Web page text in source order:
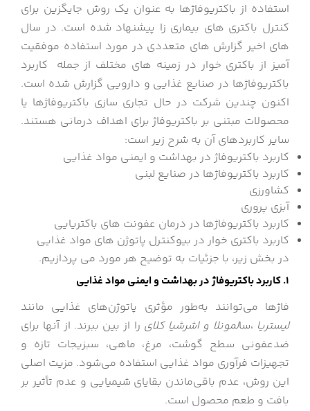
استفاده از باکتریوفاژها به عنوان یک روش جایگزین برای
کنترل باکتری های بیماری زا پیشنهاد شده است. در سال
های اخیر گزارش های متعددی در مورد استفاده موفقیت
آمیز از باکتری خوار در زمینه های مختلف از جمله کاربرد
باکتریوفاژها در صنایع غذایی و دارویی گزارش شده است.
اکنون چندین شرکت در حال تجاری سازی باکتریوفاژها یا
محصولات مبتنی بر باکتریوفاژ برای اهداف درمانی هستند.
سایر کاربردهای آن به شرح زیر است:
کاربرد باکتریوفاژ در بهداشت و ایمنی مواد غذایی
کاربرد باکتریوفاژها در صنایع لبنی
کشاورزی
آبزی پروری
کاربرد باکتریوفاژها در درمان عفونت های باکتریایی
کاربرد باکتری خوار در بیوکنترل پاتوژن های مواد غذایی
در بخش زیر، با جزئیات به توضیح هر مورد می پردازیم.
۱. کاربرد باکتریوفاژ در بهداشت و ایمنی مواد غذایی
فاژها می‌توانند به‌طور مؤثری پاتوژن‌های غذایی مانند
لیستریا ،سالمونلا واشرشیا کلای را از بین ببرند. از آنها برای
ضدعفونی سطح گوشت، مرغ، ماهی، سبزیجات تازه و
تجهیزات فرآوری مواد غذایی استفاده می‌شود. مزیت اصلی
این روش، عدم باقی‌ماندن بقایای شیمیایی و عدم تأثیر بر
بافت و طعم محصول است.